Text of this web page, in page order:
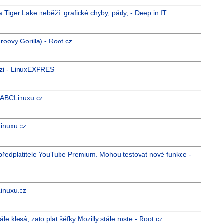
Tiger Lake neběží: grafické chyby, pády, - Deep in IT
Gorilla) - Root.cz
- LinuxEXPRES
YouTube Premium. Mohou testovat nové funkce -
klesá, zato plat šéfky Mozilly stále roste - Root.cz